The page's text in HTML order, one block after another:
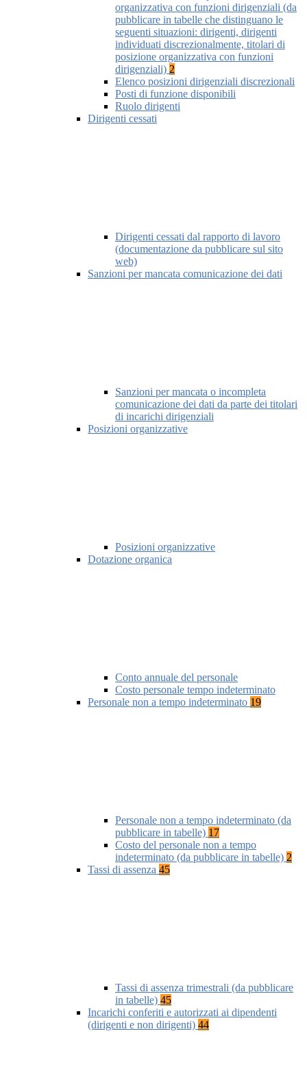
organizzativa con funzioni dirigenziali (da
pubblicare in tabelle che distinguano le
seguenti situazioni: dirigenti, dirigenti
individuati discrezionalmente, titolari di
posizione organizzativa con funzioni
dirigenziali) 2
Elenco posizioni dirigenziali discrezionali
Posti di funzione disponibili
Ruolo dirigenti
Dirigenti cessati
Dirigenti cessati dal rapporto di lavoro
(documentazione da pubblicare sul sito
web)
Sanzioni per mancata comunicazione dei dati
Sanzioni per mancata o incompleta
comunicazione dei dati da parte dei titolari
di incarichi dirigenziali
Posizioni organizzative
Posizioni organizzative
Dotazione organica
Conto annuale del personale
Costo personale tempo indeterminato
Personale non a tempo indeterminato 19
Personale non a tempo indeterminato (da
pubblicare in tabelle) 17
Costo del personale non a tempo
indeterminato (da pubblicare in tabelle) 2
Tassi di assenza 45
Tassi di assenza trimestrali (da pubblicare
in tabelle) 45
Incarichi conferiti e autorizzati ai dipendenti
(dirigenti e non dirigenti) 44